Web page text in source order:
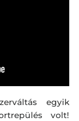
egyik
volt!